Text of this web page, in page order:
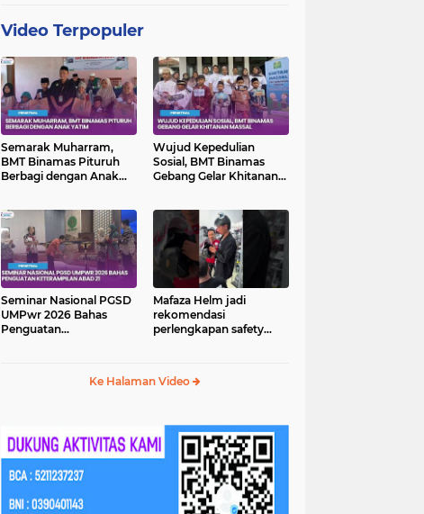
Video Terpopuler
Semarak Muharram,
BMT Binamas Pituruh
Berbagi dengan Anak
Wujud Kepedulian
Sosial, BMT Binamas
Gebang Gelar Khitanan
Seminar Nasional PGSD
UMPwr 2026 Bahas
Penguatan
Mafaza Helm jadi
rekomendasi
perlengkapan safety
Ke Halaman Video